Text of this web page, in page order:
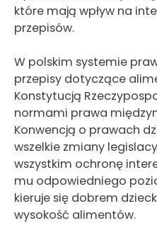
które mają wpływ na
przepisów.
W polskim systemie
przepisy dotyczące
Konstytucją
normami prawa
Konwencją o prawach
wszelkie zmiany
wszystkim ochronę
mu odpowiedniego
kieruje się dobrem
wysokość alimentów.